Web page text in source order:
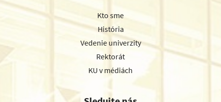
Kto sme
História
Vedenie univerzity
Rektorát
KU v médiách